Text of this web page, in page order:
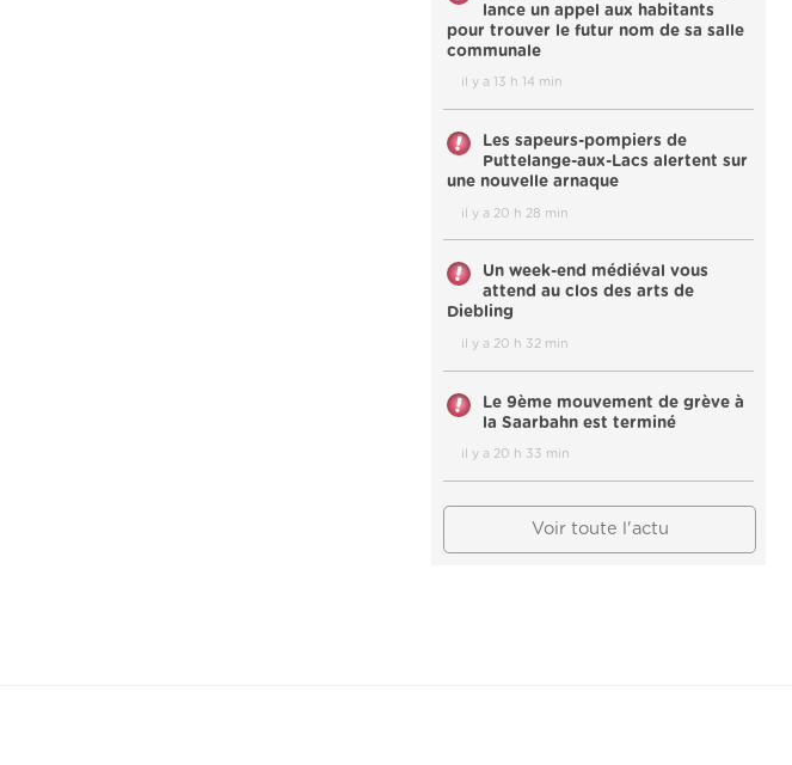
lance un appel aux habitants
pour trouver le futur nom de sa salle
communale
il y a 13 h 14 min
Les sapeurs-pompiers de
Puttelange-aux-Lacs alertent sur
une nouvelle arnaque
il y a 20 h 28 min
Un week-end médiéval vous
attend au clos des arts de
Diebling
il y a 20 h 32 min
Le 9ème mouvement de grève à
la Saarbahn est terminé
il y a 20 h 33 min
Voir toute l'actu